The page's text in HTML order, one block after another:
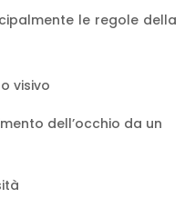
le regole della
visivo
dell’occhio da un